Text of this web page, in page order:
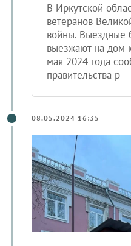
В Иркутской
ветеранов
войны. Выездные
выезжают на дом
мая 2024 года
правительства р
08.05.2024 16:35